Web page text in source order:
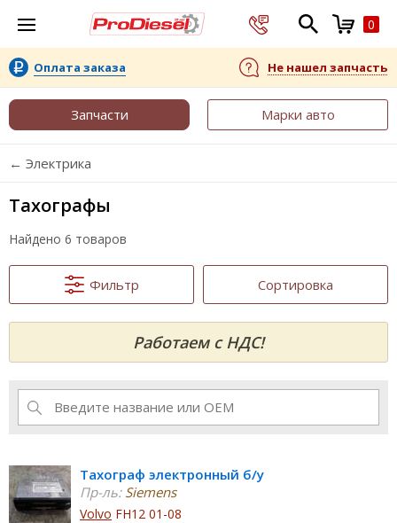
0
Оплата заказа Не нашел запчасть
Запчасти Марки авто
← Электрика
Тахографы
Найдено 6 товаров
Фильтр Сортировка
Работаем с НДС!
Тахограф электронный б/у
Пр-ль:Siemens
Volvo FH12 01-08